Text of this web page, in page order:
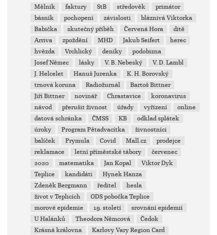
Mělník
faktury StB středověk
primátor
básník
pochopení závislosti
bláznivá Viktorka
Babička
skutečný příběh Červená Hora
dítě
Arriva
zpoždění MHD Jakub Seifert
herec
hvězda
Vrchlický deníky
podobizna
Josef Němec
lásky V. B. Nebeský
V. D. Lambl
J. Helcelet
Hanuš Jurenka
K. H. Borovský
trnová koruna
Radiožurnál
Bartoš Bittner
Jiří Bittner
novinář Chrastavice
koronavirus
návod
přerušit živnost úřady vyřízení
online
datová schránka
ČMSS KB
odklad splátek
úroky
Program Pětadvacítka
živnostníci
balíček
Prymula Covid Mall.cz
prodejce
reklamace
letní příměstské tábory
červenec
2020
matematika Jan Kopal
Viktor Dyk
Teplice
kandidáti
Hynek Hanza
Zdeněk Bergmann
ředitel
hesla
život v Teplicích
ODS pobočka Teplice
morové epidemie
19. století
srovnání epidemií
U Halánků
Theodora Němcová
Čedok
Krásná královna
Karlovy Vary Region Card